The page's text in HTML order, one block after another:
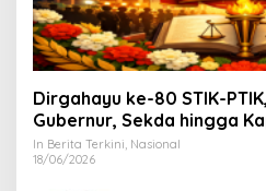
Dirgahayu ke-80 STIK-
Gubernur, Sekda hingga
In Berita Terkini, Nasional
18/06/2026